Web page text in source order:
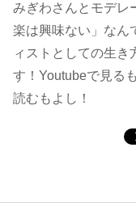
みぎわさんとモデレ
楽は興味ない」なん
ィストとしての生き
す！Youtubeで見る
読むもよし！
このサイトについて